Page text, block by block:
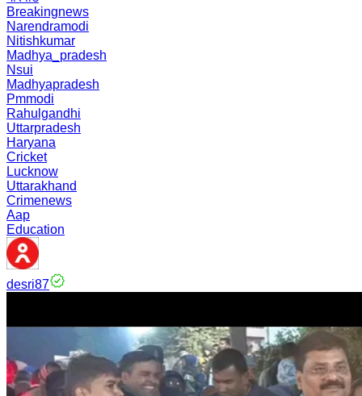
Breakingnews
Narendramodi
Nitishkumar
Madhya_pradesh
Nsui
Madhyapradesh
Pmmodi
Rahulgandhi
Uttarpradesh
Haryana
Cricket
Lucknow
Uttarakhand
Crimenews
Aap
Education
desri87